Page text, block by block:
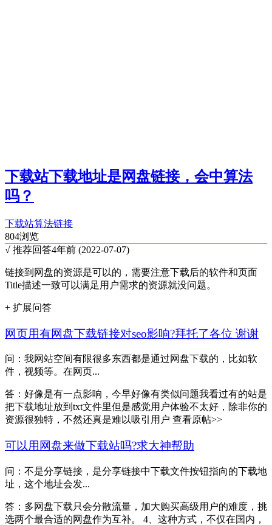
下载站下载地址是网盘链接，会中算法
吗？
下载站算法链接
804浏览
√ 推荐回答4年前 (2022-07-07)
链接到网盘的资源是可以的，需要注意下载后的软件和页面
Title描述一致可以满足用户需求的资源就没问题。
+ 扩展问答
网页用有网盘下载链接对seo影响?拜托了各位 谢谢
问：我网站空间有限很多东西都是通过网盘下载的，比如软
件，视频等。在网页...
答：好像是有一点影响，今早好像有类似问题我看过有的站是
把下载地址放到txt文件里但是感觉用户体验不太好，除非你的
资源很独特，不然还真是难以吸引用户 查看原帖>>
可以用网盘来做下载站吗?求大神帮助
问：不是分享链接，是分享链接中下载文件按钮指向的下载地
址，这个地址会发...
答：多网盘下载只会分散流量，加大购买高级用户的难度，挑
选两个最合适的网盘作为互补。 4、这种方式，不仅在国内，